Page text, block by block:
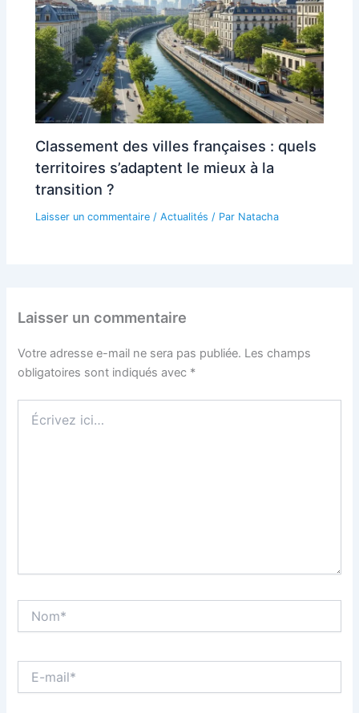
Classement des villes françaises : quels
territoires s’adaptent le mieux à la
transition ?
Laisser un commentaire /Actualités / Par Natacha
Laisser un commentaire
Votre adresse e-mail ne sera pas publiée. Les champs
obligatoires sont indiqués avec *
ici…
mail*